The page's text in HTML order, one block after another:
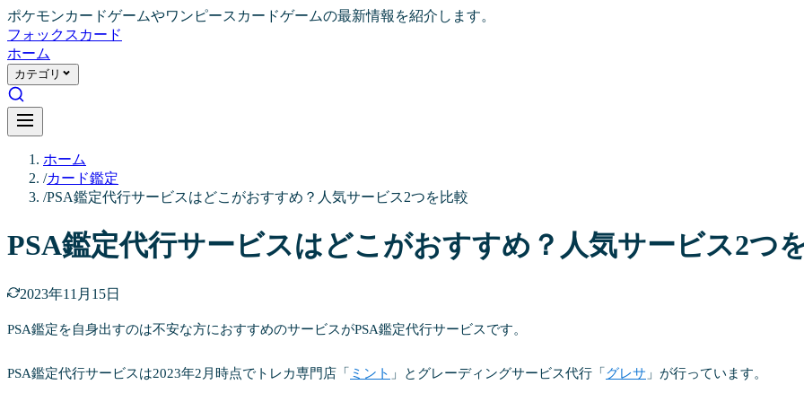
ポケモンカードゲームやワンピースカードゲームの最新情報を紹介します。
フォックス カード
ホーム
カテゴリ
ホーム
/カード鑑定
/PSA鑑定代行サービスはどこがおすすめ？人気サービス2つを比較
PSA鑑定代行サービスはどこがおすすめ？人気サービス2つ
2023年11月15日
PSA鑑定を自身出すのは不安な方におすすめのサービスがPSA鑑定代行サービスです。
PSA鑑定代行サービスは2023年2月時点でトレカ専門店「 ミント 」とグレーディングサービス代行「 グレサ 」が行っています。